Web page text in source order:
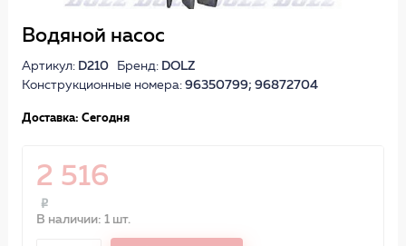
Водяной насос
Артикул: D210Бренд: DOLZ
Конструкционные номера: 96350799; 96872704
Доставка: Сегодня
2 516
В наличии: 1 шт.